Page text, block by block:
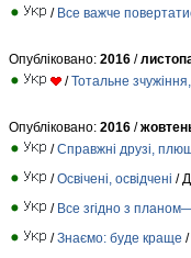
/ Все важче
Опубліковано: 2016 /
/Тотальне
Опубліковано: 2016 /
/Справжні друзі,
/Освічені, освідчені /
/ Все згідно з
/Знаємо: буде краще